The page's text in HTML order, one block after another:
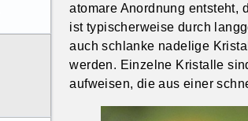
atomare Anordnung entsteht,
ist typischerweise durch
auch schlanke nadelige
werden. Einzelne Kristalle
aufweisen, die aus einer